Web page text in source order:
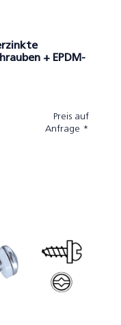
+ EPDM-
Preis auf
Anfrage *